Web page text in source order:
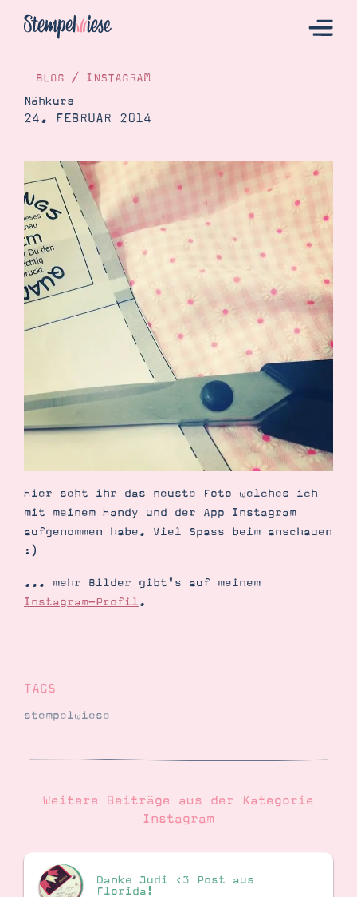
Katalog
Bestellen
Kontakt
Demonstrator werden
Gutscheine
Produkte erklärt
Über mich
Ordnungstipps
BLOG / INSTAGRAM
Nähkurs
24. FEBRUAR 2014
Hier seht ihr das neuste Foto welches ich
mit meinem Handy und der App Instagram
aufgenommen habe. Viel Spass beim anschauen
:)
... mehr Bilder gibt's auf meinem
Instagram-Profil.
TAGS
stempelwiese
Weitere Beiträge aus der Kategorie
Instagram
Danke Judi <3 Post aus
Florida!